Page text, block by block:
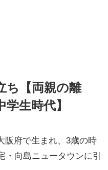
ち【両親の離
生時代】
阪府で生まれ、3歳の時
向島ニュータウンに引